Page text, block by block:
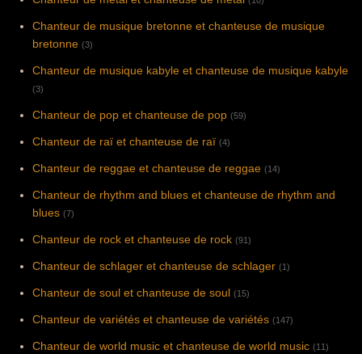
Chanteur de musique bretonne et chanteuse de musique
bretonne (3)
Chanteur de musique kabyle et chanteuse de musique kabyle
(3)
Chanteur de pop et chanteuse de pop (59)
Chanteur de raï et chanteuse de raï (4)
Chanteur de reggae et chanteuse de reggae (14)
Chanteur de rhythm and blues et chanteuse de rhythm and
blues (7)
Chanteur de rock et chanteuse de rock (91)
Chanteur de schlager et chanteuse de schlager (1)
Chanteur de soul et chanteuse de soul (15)
Chanteur de variétés et chanteuse de variétés (147)
Chanteur de world music et chanteuse de world music (11)